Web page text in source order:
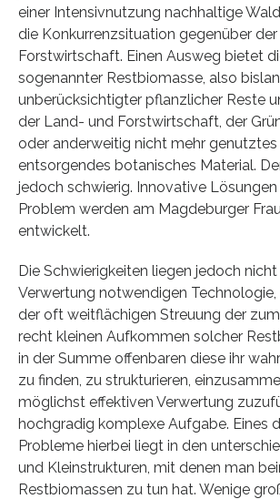
einer Intensivnutzung nachhaltige
die Konkurrenzsituation gegenüber
Forstwirtschaft. Einen Ausweg bietet
sogenannter Restbiomasse, also
unberücksichtigter pflanzlicher Reste
der Land- und Forstwirtschaft, der
oder anderweitig nicht mehr genutztes
entsorgendes botanisches Material.
jedoch schwierig. Innovative Lösungen
Problem werden am Magdeburger
entwickelt.
Die Schwierigkeiten liegen jedoch
Verwertung notwendigen Technologie,
der oft weitflächigen Streuung der
recht kleinen Aufkommen solcher
in der Summe offenbaren diese ihr
zu finden, zu strukturieren,
möglichst effektiven Verwertung
hochgradig komplexe Aufgabe. Eines
Probleme hierbei liegt in den
und Kleinstrukturen, mit denen man
Restbiomassen zu tun hat. Wenige